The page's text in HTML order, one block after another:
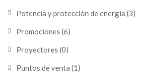
Potencia y protección de energía (3)
Promociones (6)
Proyectores (0)
Puntos de venta (1)